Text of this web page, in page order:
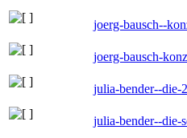
joerg-bausch--
joerg-bausch-
julia-bender--die-
julia-bender--die-